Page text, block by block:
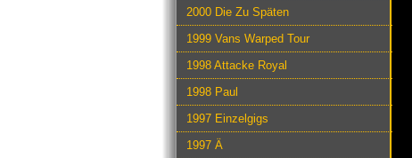
2000 Die Zu Späten
1999 Vans Warped Tour
1998 Attacke Royal
1998 Paul
1997 Einzelgigs
1997 Ä